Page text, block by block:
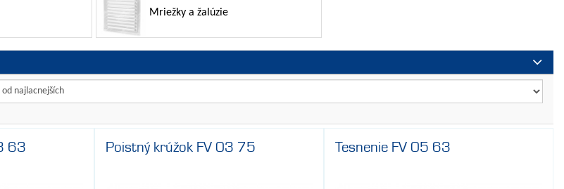
Mriežky a žalúzie
Vents
63 Poistný krúžok FV 03 75 Tesnenie FV 05 63